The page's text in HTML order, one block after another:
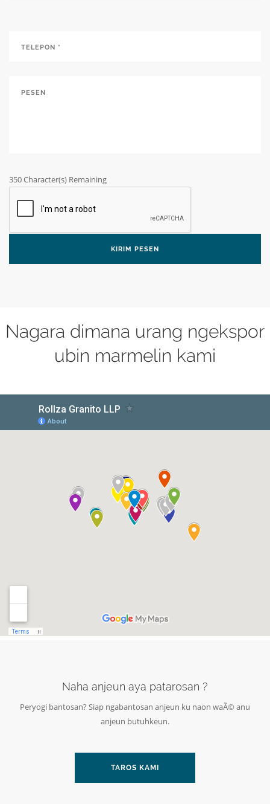
350Character(s) Remaining
KIRIM PESEN
Nagara dimana urang ngekspor
ubin marmelin kami
Naha anjeun aya patarosan ?
Peryogi bantosan? Siap ngabantosan anjeun ku naon waÃ© anu
anjeun butuhkeun.
TAROS KAMI